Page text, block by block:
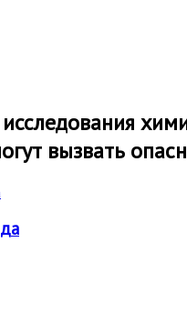
вызвать